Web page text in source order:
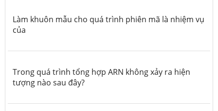
Làm khuôn mẫu cho quá trình phiên mã là nhiệm vụ
của
Trong quá trình tổng hợp ARN không xảy ra hiện
tượng nào sau đây?